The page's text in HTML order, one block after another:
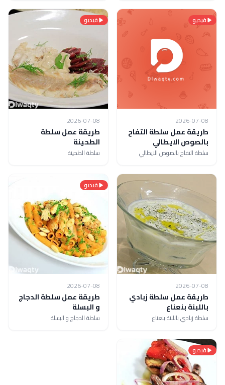
فيديو
2026-07-08
طريقة عمل سلطة التفاح
بالصوص الايطالي
سلطة التفاح بالصوص الايطالي
فيديو
2026-07-08
طريقة عمل سلطة
الطحينة
سلطة الطحينة
2026-07-08
طريقة عمل سلطة زبادي
باللبنة بنعناع
سلطة زبادي باللبنة بنعناع
فيديو
2026-07-08
طريقة عمل سلطة الدجاج
و البسلة
سلطة الدجاج و البسلة
فيديو